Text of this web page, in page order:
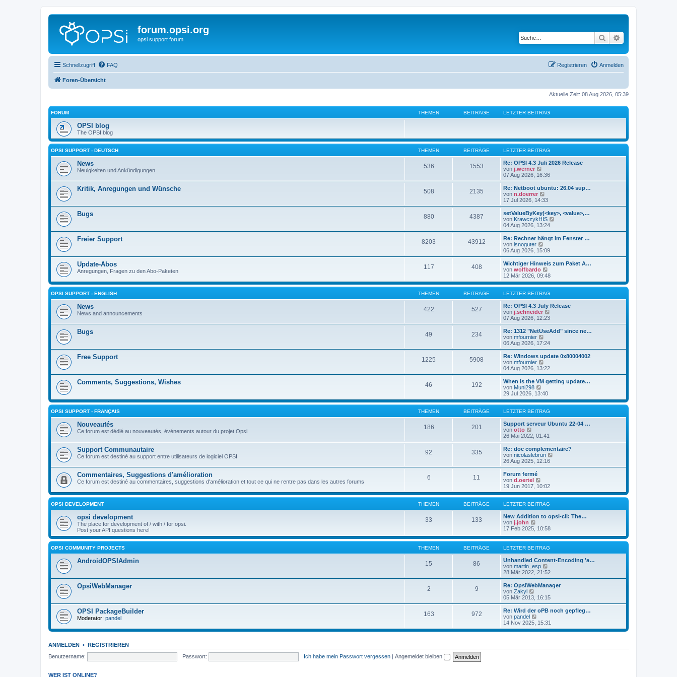
forum.opsi.org
opsi support forum Suche
Schnellzugriff FAQ Anmelden
Registrieren
Foren-Übersicht
Aktuelle Zeit: 08 Aug 2026, 05:39
FORUM THEMEN BEITRÄGE LETZTER BEITRAG
OPSI blog
The OPSI blog
OPSI SUPPORT - DEUTSCH THEMEN BEITRÄGE LETZTER BEITRAG
News
Neuigkeiten und Ankündigungen
536 1553
Re: OPSI 4.3 Juli 2026 Release
von j.werner
e
u
e
s
t
r
B
e
i
r
a
g
07 Aug 2026, 16:36
Kritik, Anregungen und Wünsche 508 2135
Re: Netboot ubuntu: 26.04 sup…
von n.doerrer
e
u
e
s
t
B
e
i
r
a
g
17 Jul 2026, 14:33
Bugs 880 4387
setValueByKey(<key>, <value>,…
von KrawczykHIS
u
e
B
t
g
04 Aug 2026, 13:24
Freier Support 8203 43912
Re: Rechner hängt im Fenster …
von isnoguter
e
u
e
s
t
r
B
e
i
t
r
06 Aug 2026, 15:09
Update-Abos
Anregungen, Fragen zu den Abo-Paketen
117 408
Wichtiger Hinweis zum Paket A…
von wolfbardo
e
u
e
s
t
e
r
B
e
i
r
g
12 Mär 2026, 09:48
OPSI SUPPORT - ENGLISH THEMEN BEITRÄGE LETZTER BEITRAG
News
News and announcements
422 527
Re: OPSI 4.3 July Release
von j.schneider
u
e
B
r
07 Aug 2026, 12:23
Bugs 49 234
Re: 1312 "NetUseAdd" since ne…
von mfournier
e
u
e
s
t
B
e
i
t
r
a
06 Aug 2026, 17:24
Free Support 1225 5908
Re: Windows update 0x80004002
von mfournier
e
u
e
s
t
r
B
e
i
r
04 Aug 2026, 13:22
Comments, Suggestions, Wishes 46 192
When is the VM getting update…
von Muni298
e
u
e
s
t
e
B
e
i
t
r
29 Jul 2026, 13:40
OPSI SUPPORT - FRANÇAIS THEMEN BEITRÄGE LETZTER BEITRAG
Nouveautés
Ce forum est dédié au nouveautés, événements autour du projet Opsi
186 201
Support serveur Ubuntu 22-04 …
von otto
e
u
e
s
t
e
B
e
t
r
a
g
26 Mai 2022, 01:41
Support Communautaire
Ce forum est destiné au support entre utilisateurs de logiciel OPSI
92 335
Re: doc complementaire?
von nicolaslebrun
u
r
e
i
g
26 Aug 2025, 12:16
Commentaires, Suggestions d'amélioration
Ce forum est destiné au commentaires, suggestions d'amélioration et tout ce qui ne rentre pas dans les autres forums
6 11
Forum fermé
von d.oertel
e
u
e
s
t
e
B
i
t
a
g
19 Jun 2017, 10:02
OPSI DEVELOPMENT THEMEN BEITRÄGE LETZTER BEITRAG
opsi development
The place for development of / with / for opsi.
Post your API questions here!
33 133
New Addition to opsi-cli: The…
von j.john
e
e
s
e
r
B
e
t
r
a
g
17 Feb 2025, 10:58
OPSI COMMUNITY PROJECTS THEMEN BEITRÄGE LETZTER BEITRAG
AndroidOPSIAdmin 15 86
Unhandled Content-Encoding 'a…
von martin_esp
e
u
e
t
B
e
i
t
g
28 Mär 2022, 21:52
OpsiWebManager 2 9
Re: OpsiWebManager
von Zakyl
e
u
e
s
t
e
r
i
05 Mär 2013, 16:15
OPSI PackageBuilder
Moderator: pandel
163 972
Re: Wird der oPB noch gepfleg…
von pandel
e
u
14 Nov 2025, 15:31
ANMELDEN • REGISTRIEREN
Benutzername:
Passwort: Ich habe mein Passwort vergessen | Angemeldet bleiben
WER IST ONLINE?